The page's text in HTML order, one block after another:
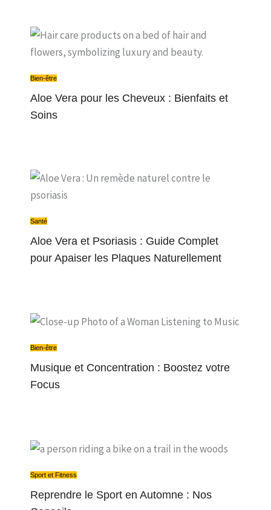
Bien-être
Aloe Vera pour les Cheveux : Bienfaits et
Soins
Santé
Aloe Vera et Psoriasis : Guide Complet
pour Apaiser les Plaques Naturellement
Bien-être
Musique et Concentration : Boostez votre
Focus
Sport et Fitness
Reprendre le Sport en Automne : Nos